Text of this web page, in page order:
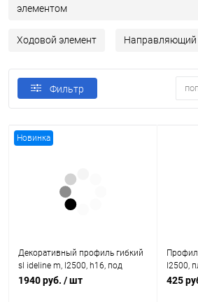
элементом
Ходовой элемент Направляющий
Фильтр
Новинка
Декоративный профиль гибкий
sl ideline m, l2500, h16, под
приклеивание, цвет белый
1940 руб. / шт
l2500,
425